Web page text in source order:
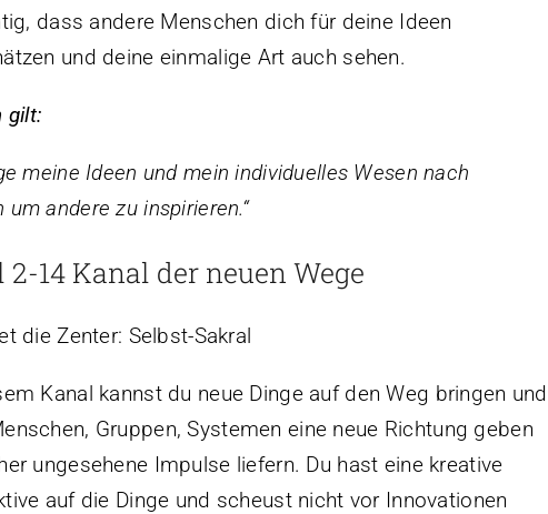
dass andere Menschen dich für deine Ideen
und deine einmalige Art auch sehen.
gilt:
meine Ideen und mein individuelles Wesen nach
um andere zu inspirieren.“
2-14 Kanal der neuen Wege
die Zenter: Selbst-Sakral
Kanal kannst du neue Dinge auf den Weg bringen und
Gruppen, Systemen eine neue Richtung geben
ungesehene Impulse liefern. Du hast eine kreative
auf die Dinge und scheust nicht vor Innovationen